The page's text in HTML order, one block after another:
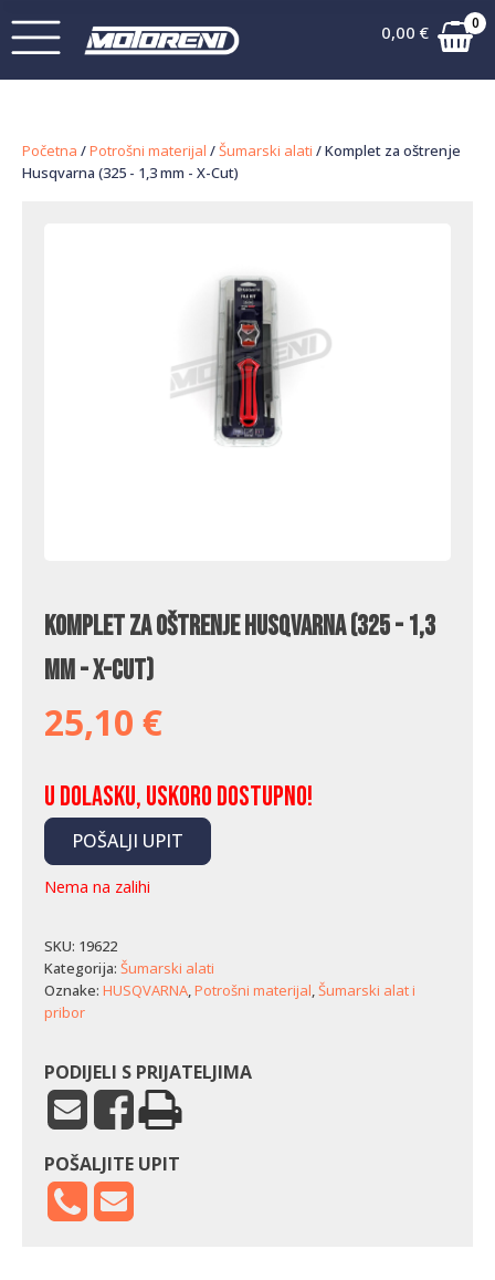
0,00 € 0
Početna /Potrošni materijal /Šumarski alati / Komplet za oštrenje
Husqvarna (325 - 1,3 mm - X-Cut)
Komplet za oštrenje Husqvarna (325 - 1,3
mm - X-Cut)
25,10 €
U dolasku, uskoro dostupno!
POŠALJI UPIT
Nema na zalihi
SKU: 19622
Kategorija: Šumarski alati
Oznake: HUSQVARNA,Potrošni materijal,Šumarski alat i
pribor
PODIJELI S PRIJATELJIMA
POŠALJITE UPIT